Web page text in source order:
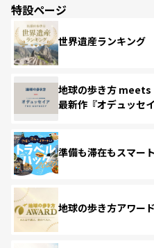
特設ページ
世界遺産ランキング
地球の歩き方 meets
最新作『オデュッセイ
準備も滞在もスマー
地球の歩き方アワー